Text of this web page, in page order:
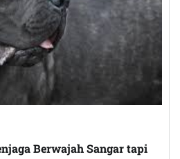
Berwajah Sangar tapi